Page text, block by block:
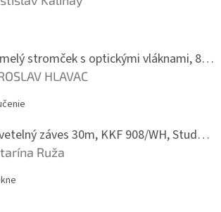
produktu je 5 z 5 hviezdičiek.
LED umelý stromček s optickými vláknami, 80 cm
produktu je 5 z 5 hviezdičiek.
HLAVAC
LED svetelný záves 30m, KKF 908/WH, Studená biela
produktu je 5 z 5 hviezdičiek.
Ruža